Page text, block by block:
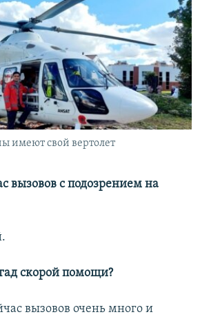
имеют свой вертолет
вызовов с подозрением на
скорой помощи?
вызовов очень много и